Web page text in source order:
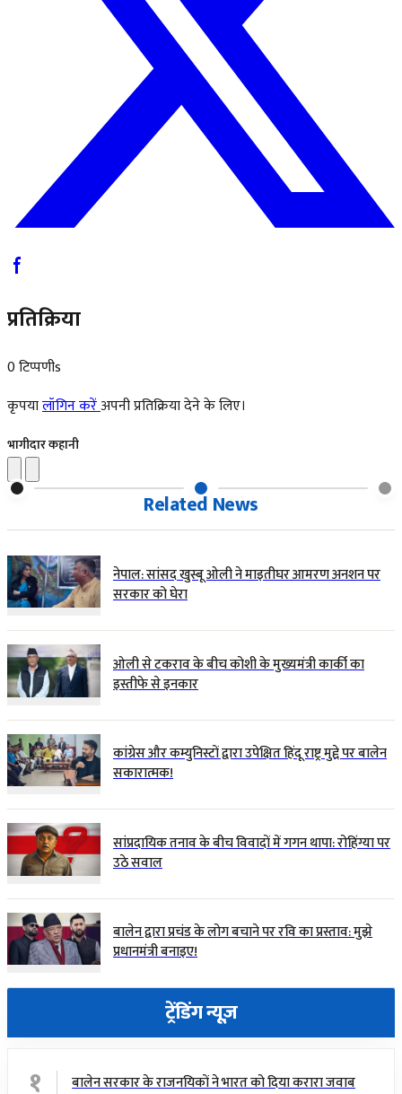
प्रतिक्रिया
0 टिप्पणीs
कृपयालॉगिन करेंअपनी प्रतिक्रिया देने के लिए।
भागीदार कहानी
Related News
नेपाल: सांसद खुस्बू ओली ने माइतीघर आमरण अनशन पर
सरकार को घेरा
ओली से टकराव के बीच कोशी के मुख्यमंत्री कार्की का
इस्तीफे से इनकार
कांग्रेस और कम्युनिस्टों द्वारा उपेक्षित हिंदू राष्ट्र मुद्दे पर बालेन
सकारात्मक!
सांप्रदायिक तनाव के बीच विवादों में गगन थापा: रोहिंग्या पर
उठे सवाल
बालेन द्वारा प्रचंड के लोग बचाने पर रवि का प्रस्ताव: मुझे
प्रधानमंत्री बनाइए!
ट्रेंडिंग न्यूज़
१ बालेन सरकार के राजनयिकों ने भारत को दिया करारा जवाब